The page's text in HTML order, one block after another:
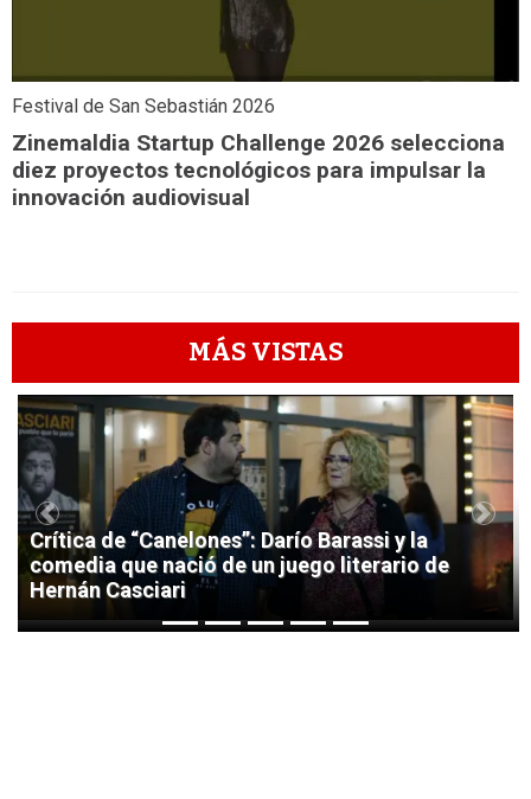
Festival de San Sebastián 2026
Zinemaldia Startup Challenge 2026 selecciona
diez proyectos tecnológicos para impulsar la
innovación audiovisual
MÁS VISTAS
1
Crítica de “Canelones”: Darío Barassi y la
comedia que nació de un juego literario de
Hernán Casciari
Previous Next